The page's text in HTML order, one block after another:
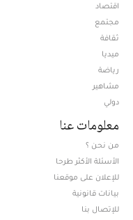
اقتصاد
مجتمع
ثقافة
ميديا
رياضة
مشاهير
دولي
معلومات عنا
من نحن ؟
الأسئلة الأكثر طرحا
للإعلان على موقعنا
بيانات قانونية
للإتصال بنا